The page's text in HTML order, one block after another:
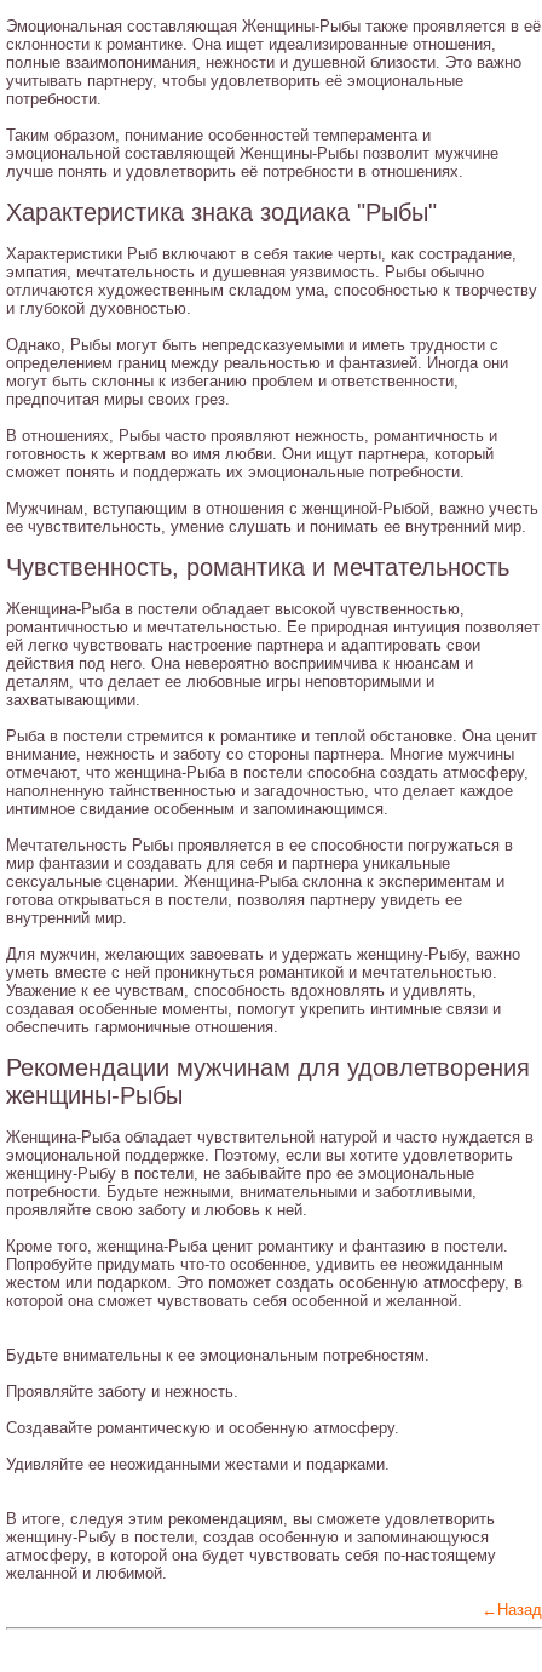
Эмоциональная составляющая Женщины-Рыбы также проявляется в её
склонности к романтике. Она ищет идеализированные отношения,
полные взаимопонимания, нежности и душевной близости. Это важно
учитывать партнеру, чтобы удовлетворить её эмоциональные
потребности.
Таким образом, понимание особенностей темперамента и
эмоциональной составляющей Женщины-Рыбы позволит мужчине
лучше понять и удовлетворить её потребности в отношениях.
Характеристика знака зодиака "Рыбы"
Характеристики Рыб включают в себя такие черты, как сострадание,
эмпатия, мечтательность и душевная уязвимость. Рыбы обычно
отличаются художественным складом ума, способностью к творчеству
и глубокой духовностью.
Однако, Рыбы могут быть непредсказуемыми и иметь трудности с
определением границ между реальностью и фантазией. Иногда они
могут быть склонны к избеганию проблем и ответственности,
предпочитая миры своих грез.
В отношениях, Рыбы часто проявляют нежность, романтичность и
готовность к жертвам во имя любви. Они ищут партнера, который
сможет понять и поддержать их эмоциональные потребности.
Мужчинам, вступающим в отношения с женщиной-Рыбой, важно учесть
ее чувствительность, умение слушать и понимать ее внутренний мир.
Чувственность, романтика и мечтательность
Женщина-Рыба в постели обладает высокой чувственностью,
романтичностью и мечтательностью. Ее природная интуиция позволяет
ей легко чувствовать настроение партнера и адаптировать свои
действия под него. Она невероятно восприимчива к нюансам и
деталям, что делает ее любовные игры неповторимыми и
захватывающими.
Рыба в постели стремится к романтике и теплой обстановке. Она ценит
внимание, нежность и заботу со стороны партнера. Многие мужчины
отмечают, что женщина-Рыба в постели способна создать атмосферу,
наполненную тайнственностью и загадочностью, что делает каждое
интимное свидание особенным и запоминающимся.
Мечтательность Рыбы проявляется в ее способности погружаться в
мир фантазии и создавать для себя и партнера уникальные
сексуальные сценарии. Женщина-Рыба склонна к экспериментам и
готова открываться в постели, позволяя партнеру увидеть ее
внутренний мир.
Для мужчин, желающих завоевать и удержать женщину-Рыбу, важно
уметь вместе с ней проникнуться романтикой и мечтательностью.
Уважение к ее чувствам, способность вдохновлять и удивлять,
создавая особенные моменты, помогут укрепить интимные связи и
обеспечить гармоничные отношения.
Рекомендации мужчинам для удовлетворения
женщины-Рыбы
Женщина-Рыба обладает чувствительной натурой и часто нуждается в
эмоциональной поддержке. Поэтому, если вы хотите удовлетворить
женщину-Рыбу в постели, не забывайте про ее эмоциональные
потребности. Будьте нежными, внимательными и заботливыми,
проявляйте свою заботу и любовь к ней.
Кроме того, женщина-Рыба ценит романтику и фантазию в постели.
Попробуйте придумать что-то особенное, удивить ее неожиданным
жестом или подарком. Это поможет создать особенную атмосферу, в
которой она сможет чувствовать себя особенной и желанной.
Будьте внимательны к ее эмоциональным потребностям.
Проявляйте заботу и нежность.
Создавайте романтическую и особенную атмосферу.
Удивляйте ее неожиданными жестами и подарками.
В итоге, следуя этим рекомендациям, вы сможете удовлетворить
женщину-Рыбу в постели, создав особенную и запоминающуюся
атмосферу, в которой она будет чувствовать себя по-настоящему
желанной и любимой.
←Назад